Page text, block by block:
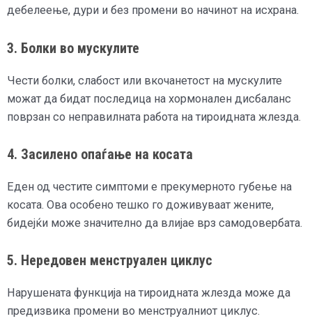
дебелеење, дури и без промени во начинот на исхрана.
3. Болки во мускулите
Чести болки, слабост или вкочанетост на мускулите
можат да бидат последица на хормонален дисбаланс
поврзан со неправилната работа на тироидната жлезда.
4. Засилено опаѓање на косата
Еден од честите симптоми е прекумерното губење на
косата. Ова особено тешко го доживуваат жените,
бидејќи може значително да влијае врз самодовербата.
5. Нередовен менструален циклус
Нарушената функција на тироидната жлезда може да
предизвика промени во менструалниот циклус.